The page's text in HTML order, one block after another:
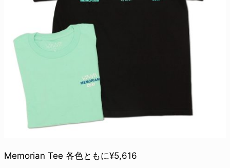
Memorian Tee 各色ともに¥5,616